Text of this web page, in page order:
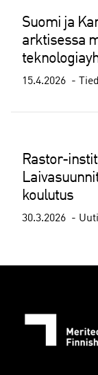
Suomi ja
arktisessa
15.4.2026
Rastor-
koulutus
30.3.2026